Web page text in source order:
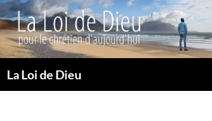
La Loi de Dieu